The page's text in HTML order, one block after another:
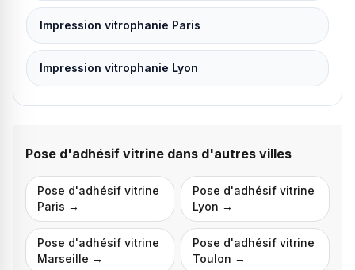
Impression vitrophanie Paris
Impression vitrophanie Lyon
Pose d'adhésif vitrine dans d'autres villes
Pose d'adhésif vitrine
Paris →
Pose d'adhésif vitrine
Lyon →
Pose d'adhésif vitrine
Marseille →
Pose d'adhésif vitrine
Toulon →